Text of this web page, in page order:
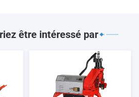
être intéressé par